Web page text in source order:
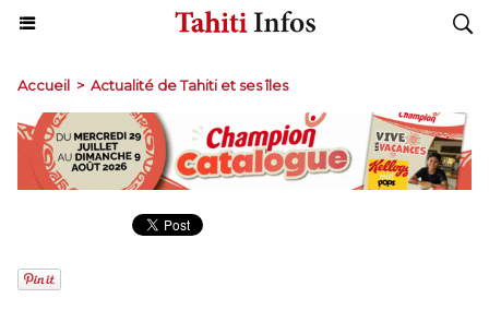
Accueil > Actualité de Tahiti et ses îles